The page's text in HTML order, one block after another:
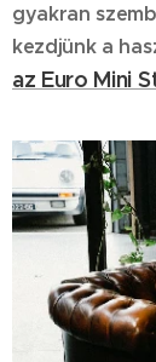
gyakran
kezdjünk a
az Euro Mini